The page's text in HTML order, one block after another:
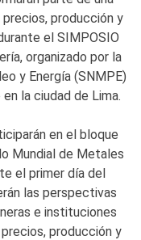
producción y
el SIMPOSIO
organizado por la
y Energía (SNMPE)
la ciudad de Lima.
en el bloque
Mundial de Metales
el primer día del
las perspectivas
e instituciones
producción y